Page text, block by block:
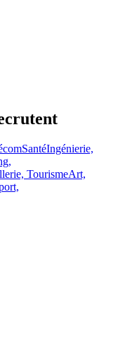
SantéIngénierie,
TourismeArt,